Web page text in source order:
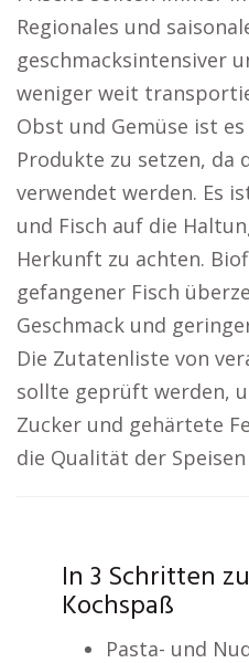
Regionales und
geschmacksintensiver
weniger weit
Obst und Gemüse ist
Produkte zu setzen, da
verwendet werden. Es
und Fisch auf die
Herkunft zu achten.
gefangener Fisch
Geschmack und
Die Zutatenliste von
sollte geprüft werden,
Zucker und gehärtete
die Qualität der
In 3 Schritten
Kochspaß
Pasta- und